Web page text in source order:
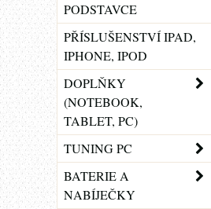
PODSTAVCE
PŘÍSLUŠENSTVÍ IPAD,
IPHONE, IPOD
DOPLŇKY
(NOTEBOOK,
TABLET, PC)
TUNING PC
BATERIE A
NABÍJEČKY